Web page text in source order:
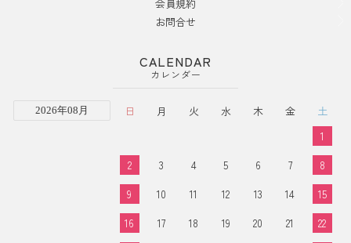
会員規約
お問合せ
CALENDAR
カレンダー
2026年08月 日 月 火 水 木 金
土
1
2
3 4 5 6 7
8
9
10 11 12 13 14
15
16
17 18 19 20 21
22